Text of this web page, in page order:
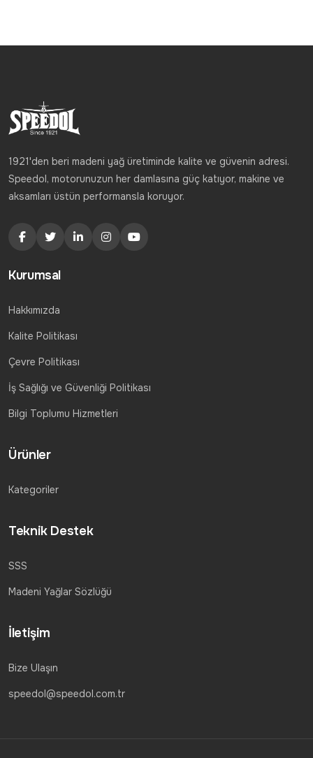
1921'den beri madeni yağ üretiminde kalite ve güvenin adresi.
Speedol, motorunuzun her damlasına güç katıyor, makine ve
aksamları üstün performansla koruyor.
Kurumsal
Hakkımızda
Kalite Politikası
Çevre Politikası
İş Sağlığı ve Güvenliği Politikası
Bilgi Toplumu Hizmetleri
Ürünler
Kategoriler
Teknik Destek
SSS
Madeni Yağlar Sözlüğü
İletişim
Bize Ulaşın
speedol@speedol.com.tr